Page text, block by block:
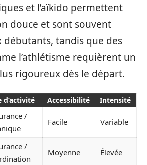
et l’aïkido permettent
douce et sont souvent
débutants, tandis que des
l’athlétisme requièrent un
rigoureux dès le départ.
d’activité Accessibilité Intensité
/
Facile Variable
/
Moyenne Élevée